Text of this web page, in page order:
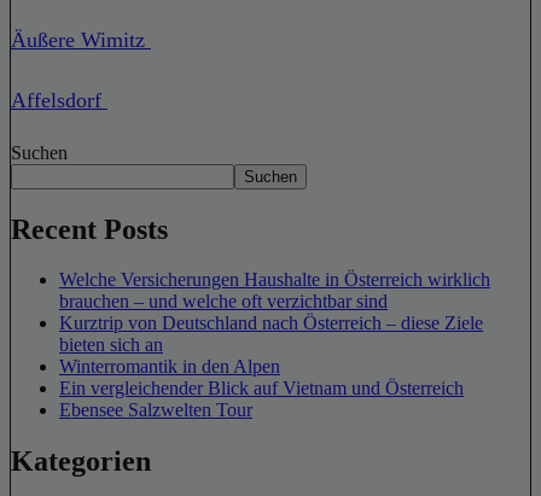
Äußere Wimitz
Affelsdorf
Suchen
Suchen
Recent Posts
Welche Versicherungen Haushalte in Österreich wirklich
brauchen – und welche oft verzichtbar sind
Kurztrip von Deutschland nach Österreich – diese Ziele
bieten sich an
Winterromantik in den Alpen
Ein vergleichender Blick auf Vietnam und Österreich
Ebensee Salzwelten Tour
Kategorien